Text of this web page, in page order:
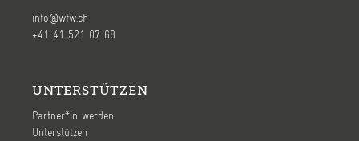
info@wfw.ch
+41 41 521 07 68
UNTERSTÜTZEN
Partner*in werden
Unterstützen